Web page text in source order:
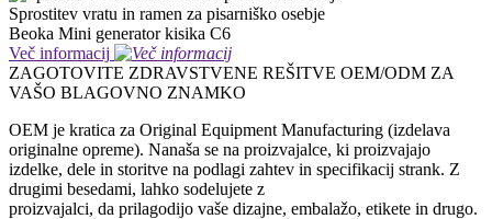
Sprostitev vratu in ramen za pisarniško osebje
Beoka Mini generator kisika C6
Več informacij
ZAGOTOVITE ZDRAVSTVENE REŠITVE OEM/ODM ZA
VAŠO BLAGOVNO ZNAMKO
OEM je kratica za Original Equipment Manufacturing (izdelava
originalne opreme). Nanaša se na proizvajalce, ki proizvajajo
izdelke, dele in storitve na podlagi zahtev in specifikacij strank. Z
drugimi besedami, lahko sodelujete z
proizvajalci, da prilagodijo vaše dizajne, embalažo, etikete in drugo.